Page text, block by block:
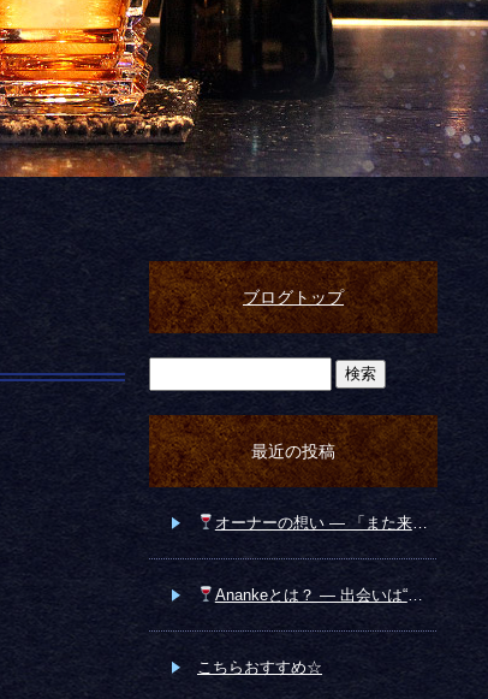
ブログトップ
最近の投稿
オーナーの想い ― 「また来たい」と思っていただける場所へ ―
Anankeとは？ ― 出会いは“運命”から始まる ―
こちらおすすめ☆